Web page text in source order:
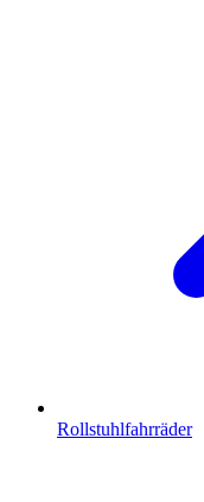
Rollstuhlfahrräder